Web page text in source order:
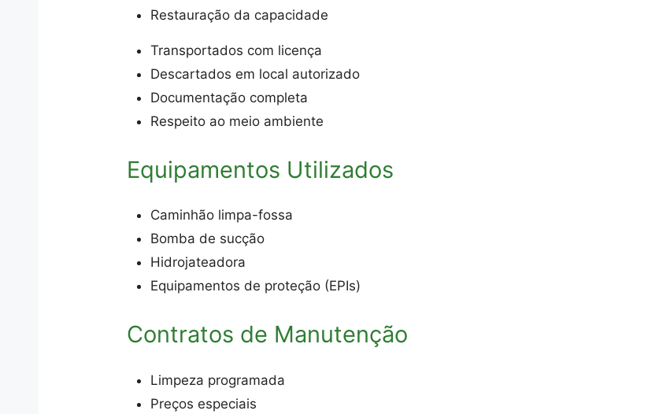
Restauração da capacidade
Transportados com licença
Descartados em local autorizado
Documentação completa
Respeito ao meio ambiente
Equipamentos Utilizados
Caminhão limpa-fossa
Bomba de sucção
Hidrojateadora
Equipamentos de proteção (EPIs)
Contratos de Manutenção
Limpeza programada
Preços especiais